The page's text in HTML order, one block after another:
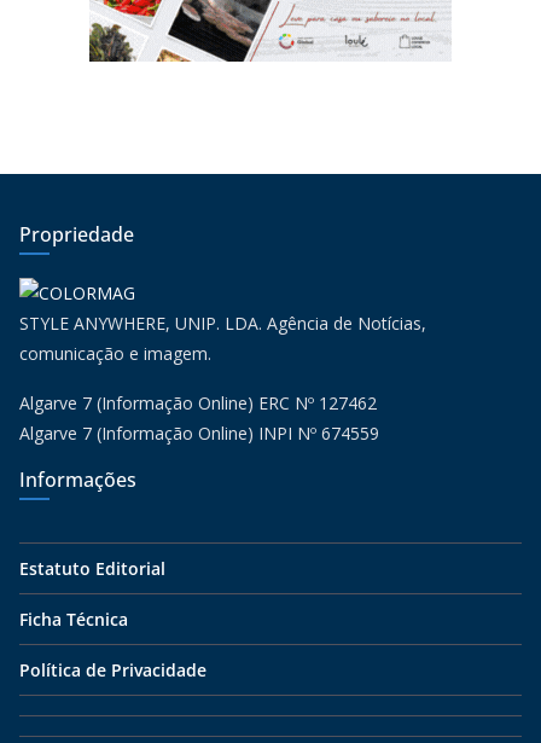
Propriedade
STYLE ANYWHERE, UNIP. LDA. Agência de Notícias,
comunicação e imagem.
Algarve 7 (Informação Online) ERC Nº 127462
Algarve 7 (Informação Online) INPI Nº 674559
Informações
Estatuto Editorial
Ficha Técnica
Política de Privacidade